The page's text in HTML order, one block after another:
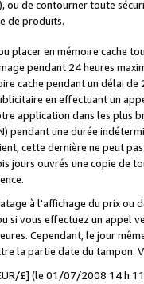
de contourner toute
de produits.
placer en mémoire cache
pendant 24 heures
cache pendant un délai
en effectuant un
application dans les plus
pendant une durée
cette dernière ne peut
jours ouvrés une copie de
à l'affichage du prix
si vous effectuez un appel
Cependant, le jour
la partie date du tampon.
£] (le 01/07/2008 14 h